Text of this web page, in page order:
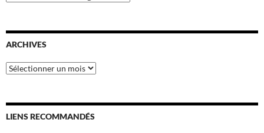
ARCHIVES
Archives
LIENS RECOMMANDÉS